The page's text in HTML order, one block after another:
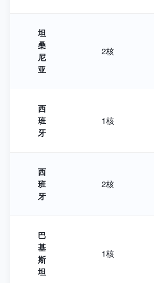
坦
桑
尼
亚
2核
西
班
牙
1核
西
班
牙
2核
巴
基
斯
坦
1核